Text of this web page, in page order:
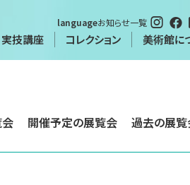
実技講座 コレクション 美術館に
languageお知らせ一覧
別閲覧について（申請書）
開催予定の展覧会 過去の展